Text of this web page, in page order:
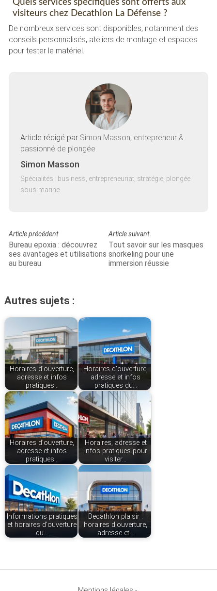
Quels services spécifiques sont offerts aux
visiteurs chez Decathlon La Défense ?
De nombreux services sont disponibles, notamment des
conseils personnalisés, ateliers de montage et espaces
pour tester le matériel.
Article rédigé par Simon Masson, entrepreneur &
passionné de plongée.
Simon Masson
Spécialités : business, entrepreneuriat, stratégie, plongée
sous-marine
Article précédent
Bureau epoxia : découvrez
ses avantages et utilisations
au bureau
Article suivant
Tout savoir sur les masques
snorkeling pour une
immersion réussie
Autres sujets :
Horaires d'ouverture,
adresse et infos
pratiques…
Horaires d'ouverture,
adresse et infos
pratiques du…
Horaires d'ouverture,
adresse et infos
pratiques…
Horaires, adresse et
infos pratiques pour
visiter…
Informations pratiques
et horaires d'ouverture
du…
Decathlon plaisir :
horaires d'ouverture,
adresse et…